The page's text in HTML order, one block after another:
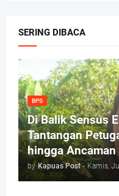
SERING DIBACA
BPS
Di Balik Sensus
Tantangan
hingga Ancaman
by Kapuas Post - Kamis,